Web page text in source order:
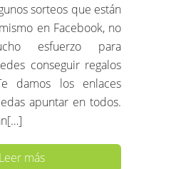
sorteos que están
en Facebook, no
esfuerzo para
conseguir regalos
damos los enlaces
apuntar en todos.
Leer más